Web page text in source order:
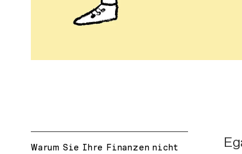
Warum Sie Ihre Finanzen nicht